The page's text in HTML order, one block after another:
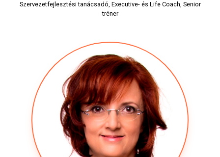
Szervezetfejlesztési tanácsadó, Executive- és Life Coach, Senior
tréner